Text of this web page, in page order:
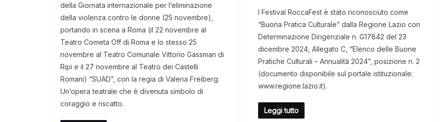
della Giornata internazionale per l’eliminazione
della violenza contro le donne (25 novembre),
portando in scena a Roma (il 22 novembre al
Teatro Cometa Off di Roma e lo stesso 25
novembre al Teatro Comunale Vittorio Gassman di
Ripi e il 27 novembre al Teatro dei Castelli
Romani) “SUAD”, con la regia di Valeria Freiberg.
Un’opera teatrale che è divenuta simbolo di
coraggio e riscatto.
l Festival RoccaFest è stato riconosciuto come
“Buona Pratica Culturale” dalla Regione Lazio con
Determinazione Dirigenziale n. G17842 del 23
dicembre 2024, Allegato C, “Elenco delle Buone
Pratiche Culturali – Annualità 2024”, posizione n. 2
(documento disponibile sul portale istituzionale:
www.regione.lazio.it).
Leggi tutto